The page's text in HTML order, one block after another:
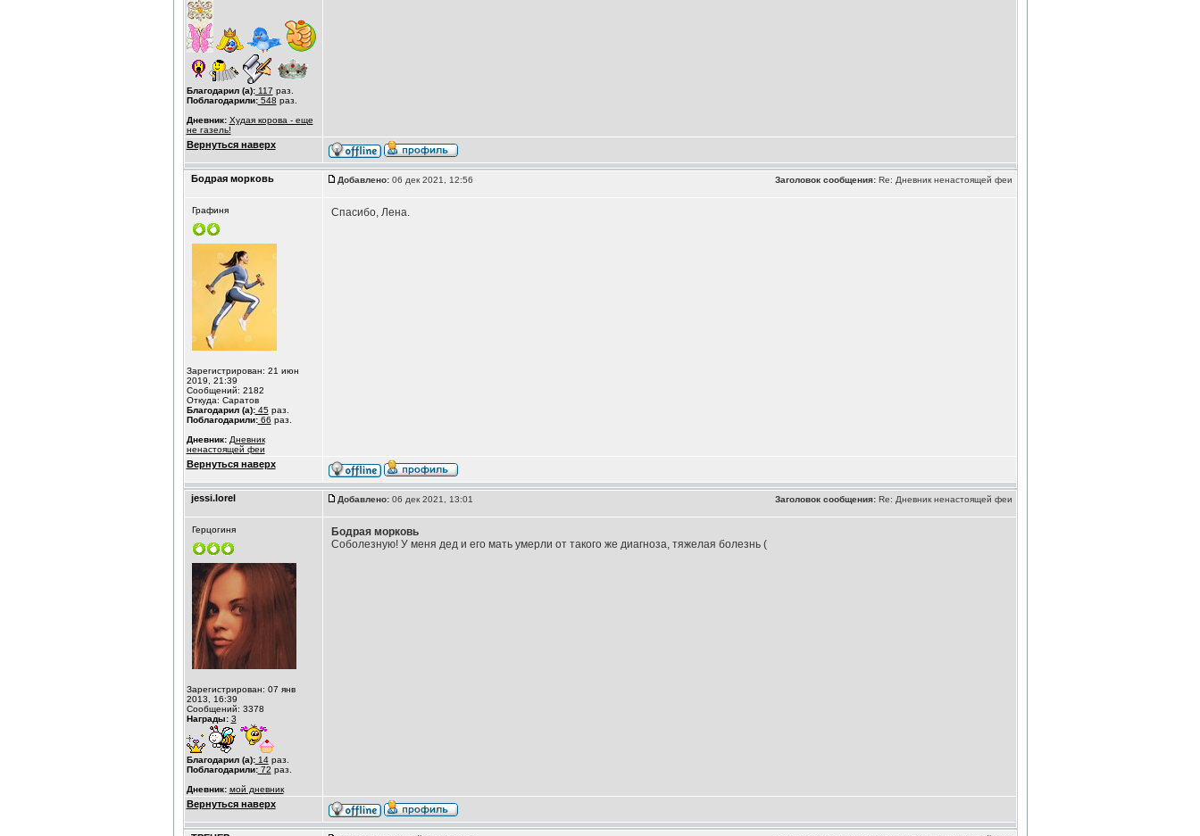
Благодарил (а):117 раз.
Поблагодарили:548 раз.
Дневник: Худая корова - еще
не газель!
Вернуться наверх
Бодрая морковь Заголовок сообщения:Re: Дневник ненастоящей феи
Добавлено:06 дек 2021, 12:56
Графиня
Зарегистрирован: 21 июн
2019, 21:39
Сообщений: 2182
Откуда: Саратов
Благодарил (а):45раз.
Поблагодарили:66 раз.
Дневник: Дневник
ненастоящей феи
Спасибо, Лена.
Вернуться наверх
jessi.lorel Заголовок сообщения:Re: Дневник ненастоящей феи
Добавлено:06 дек 2021, 13:01
Герцогиня
Зарегистрирован: 07 янв
2013, 16:39
Сообщений: 3378
Награды: 3
Благодарил (а):14раз.
Поблагодарили:72 раз.
Дневник: мой дневник
Бодрая морковь
Соболезную! У меня дед и его мать умерли от такого же диагноза, тяжелая болезнь (
Вернуться наверх